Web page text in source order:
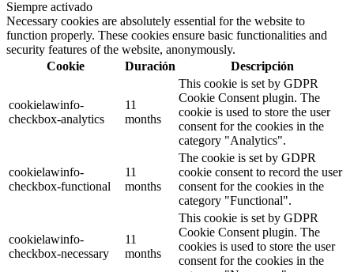
Siempre activado
Necessary cookies are absolutely essential for the website to
function properly. These cookies ensure basic functionalities and
security features of the website, anonymously.
Cookie
Duración Descripción
cookielawinfo-
checkbox-analytics
11
months
This cookie is set by GDPR
Cookie Consent plugin. The
cookie is used to store the user
consent for the cookies in the
category "Analytics".
cookielawinfo-
checkbox-functional
11
months
The cookie is set by GDPR
cookie consent to record the user
consent for the cookies in the
category "Functional".
cookielawinfo-
checkbox-necessary
11
months
This cookie is set by GDPR
Cookie Consent plugin. The
cookies is used to store the user
consent for the cookies in the